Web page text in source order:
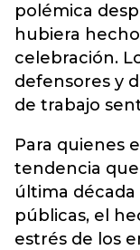
polémica
hubiera
celebración.
defensores y
de trabajo
Para quienes
tendencia
última
públicas, el
estrés de los